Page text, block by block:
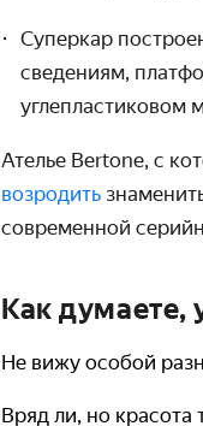
Суперкар
сведениям,
углепластиковом
Ателье Bertone, с
возродить
современной
Как думаете,
Не вижу особой
Вряд ли, но красота